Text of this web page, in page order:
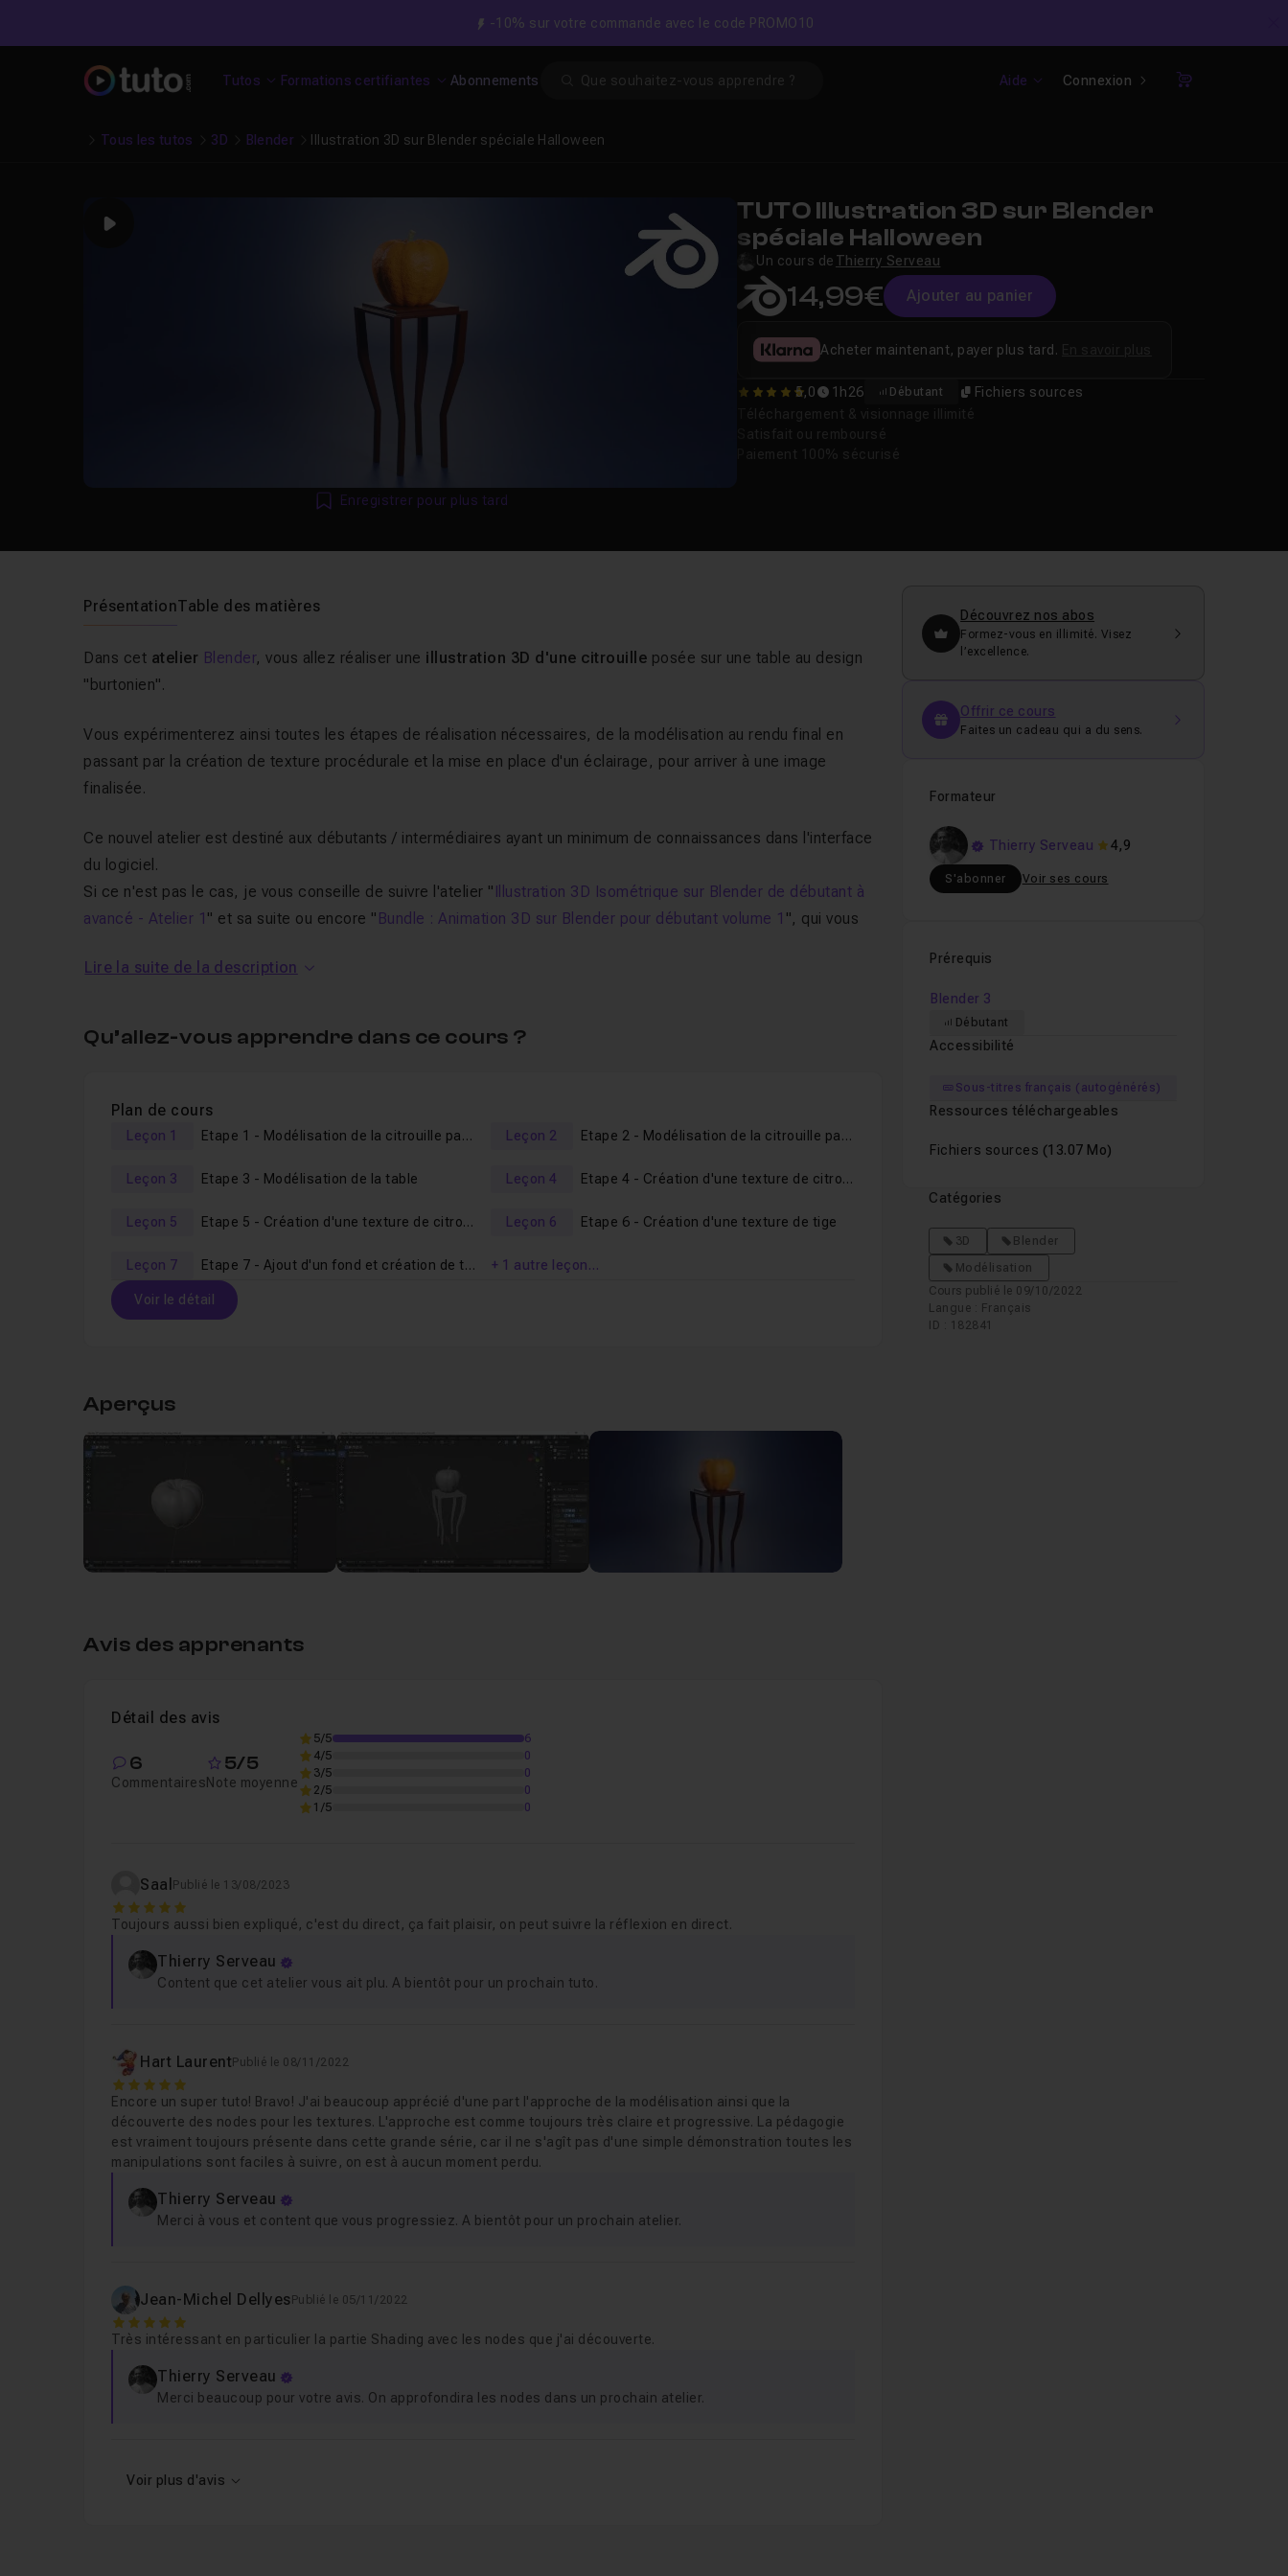
-10% sur votre commande avec le code PROMO10
Tutos Formations certifiantes Abonnements Aide Connexion
Panier
Tous les tutos 3D Blender Illustration 3D sur Blender spéciale Halloween
Play
Enregistrer pour plus tard
TUTO Illustration 3D sur Blender
spéciale Halloween
Un cours de Thierry Serveau
14,99€ Ajouter au panier
5 5,0 1h26 Débutant Fichiers sources
Acheter maintenant, payer plus tard.
PrésentationTable des matières
Dans cet atelier Blender, vous allez réaliser une illustration 3D d'une citrouille posée sur une table au design
" burtonien".
Vous expérimenterez ainsi toutes les étapes de réalisation nécessaires, de la modélisation au rendu final en
passant par la création de texture procédurale et la mise en place d'un éclairage, pour arriver à une image
finalisée.
Ce nouvel atelier est destiné aux débutants / intermédiaires ayant un minimum de connaissances dans l'interface
du logiciel.
Si ce n'est pas le cas, je vous conseille de suivre l'atelier " Illustration 3D Isométrique sur Blender de débutant à
avancé - Atelier 1 " et sa suite ou encore " Bundle : Animation 3D sur Blender pour débutant volume 1 ", qui vous
disponibles dans Blender.
chacune des vidéos.
Cela dit, si la vitesse vous semble trop lente, selon votre niveau, n'hésitez pas à accélérer les vidéos, l'outil de
Cet atelier nécessite une souris dotée de 2 boutons et d'une molette centrale afin de suivre les mêmes
Alors je vous dis à de suite dans la première vidéo de ce nouvel atelier !
Lire la suite de la description
Qu’allez-vous apprendre dans ce cours ?
Plan de cours
Leçon 1 Etape 1 - Modélisation de la citrouille partie 1 Leçon 2 Etape 2 - Modélisation de la citrouille partie 2
Leçon 3 Etape 3 - Modélisation de la table Leçon 4 Etape 4 - Création d'une texture de citrouille partie 1
Leçon 5 Etape 5 - Création d'une texture de citrouille partie 2 Leçon 6 Etape 6 - Création d'une texture de tige
Leçon 7 Etape 7 - Ajout d'un fond et création de texture pour le fond et la table + 1 autre leçon…
Voir le détail
Etape 2 - Modélisation de la citrouille partie 2
Etape 3 - Modélisation de la table 13m57
Leçon 6 Etape 6 - Création d'une texture de tige
Leçon 8
Aperçus
Avis des apprenants
Détail des avis
6
Commentaires
5/5
Note moyenne
5/5
6
4/5
0
3/5
0
2/5
0
1/5
0
Saal Publié le 13/08/2023
5
Toujours aussi bien expliqué, c'est du direct, ça fait plaisir, on peut suivre la réflexion en direct.
Thierry Serveau
Content que cet atelier vous ait plu. A bientôt pour un prochain tuto.
Hart Laurent Publié le 08/11/2022
5
Encore un super tuto! Bravo! J'ai beaucoup apprécié d'une part l'approche de la modélisation ainsi que la
découverte des nodes pour les textures. L'approche est comme toujours très claire et progressive. La pédagogie
est vraiment toujours présente dans cette grande série, car il ne s'agît pas d'une simple démonstration toutes les
manipulations sont faciles à suivre, on est à aucun moment perdu.
Thierry Serveau
Merci à vous et content que vous progressiez. A bientôt pour un prochain atelier.
Jean-Michel Dellyes Publié le 05/11/2022
5
Très intéressant en particulier la partie Shading avec les nodes que j'ai découverte.
Thierry Serveau
Merci beaucoup pour votre avis. On approfondira les nodes dans un prochain atelier.
Voir plus d'avis
Découvrez nos abos
Formez-vous en illimité. Visez
l’excellence.
Offrir ce cours
Faites un cadeau qui a du sens.
Formateur
Thierry Serveau 4,9
S'abonner Voir ses cours
Prérequis
Blender 3
Débutant
Accessibilité
Sous-titres français (autogénérés)
Ressources téléchargeables
Fichiers sources (13.07 Mo)
Catégories
3D
Blender
Modélisation
Cours publié le 09/10/2022
Langue : Français
ID : 182841